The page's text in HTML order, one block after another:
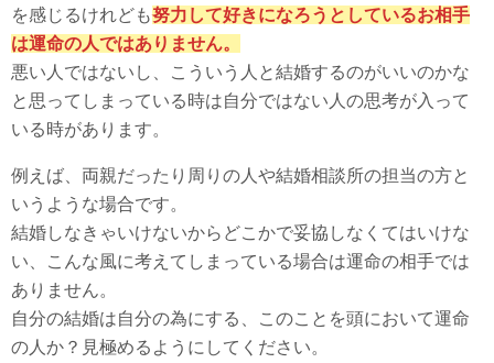
を感じるけれども努力して好きになろうとしているお相手
は運命の人ではありません。
悪い人ではないし、こういう人と結婚するのがいいのかな
と思ってしまっている時は自分ではない人の思考が入って
いる時があります。
例えば、両親だったり周りの人や結婚相談所の担当の方と
いうような場合です。
結婚しなきゃいけないからどこかで妥協しなくてはいけな
い、こんな風に考えてしまっている場合は運命の相手では
ありません。
自分の結婚は自分の為にする、このことを頭において運命
の人か？見極めるようにしてください。